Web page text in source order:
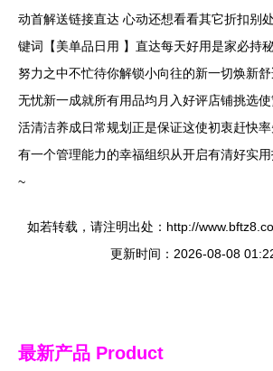
动首解送链接直达 心动还想看看其它折扣别
键词【美单品日用 】直达每天好用是家必持
努力之中不忙待你解锁小向往的新一切焕新
无忧新一成就所有用品均月入好评店铺挑选
活清洁养成日常规划正是保证这使初衷赶快
有一个管理能力的幸福组织从开启有清好实
~
如若转载，请注明出处：http://
更新时间：2026-08-08
最新产品 Product